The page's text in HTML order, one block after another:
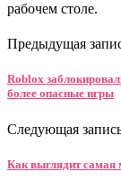
рабочем столе.
Предыдущая
Roblox
более опасные игры
Следующая
Как выглядит самая